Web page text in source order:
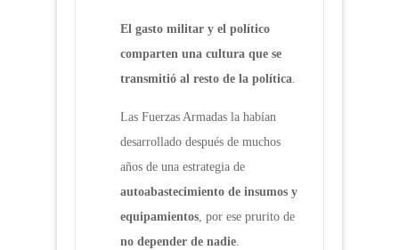
El gasto militar y el político
comparten una cultura que se
transmitió al resto de la política.
Las Fuerzas Armadas la habían
desarrollado después de muchos
años de una estrategia de
autoabastecimiento de insumos y
equipamientos, por ese prurito de
no depender de nadie.